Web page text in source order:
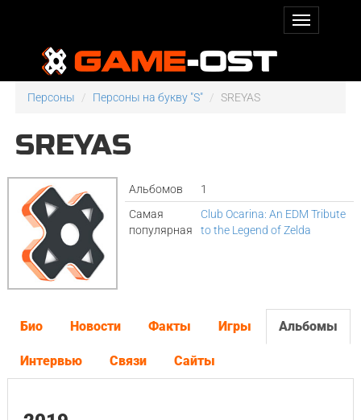
Персоны Персоны на букву "S" SREYAS
SREYAS
Альбомов
1
Самая
популярная
Club Ocarina: An EDM Tribute
to the Legend of Zelda
Био Новости Факты Игры Альбомы
Интервью Связи Сайты